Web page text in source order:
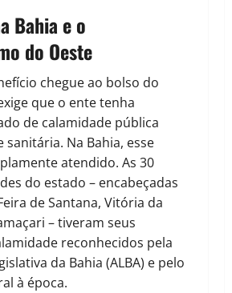
Bahia e o
do Oeste
chegue ao bolso do
que o ente tenha
de calamidade pública
sanitária. Na Bahia, esse
atendido. As 30
do estado – encabeçadas
de Santana, Vitória da
– tiveram seus
reconhecidos pela
da Bahia (ALBA) e pelo
à época.